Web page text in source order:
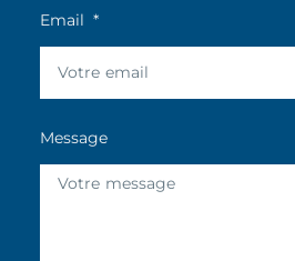
Email
Message